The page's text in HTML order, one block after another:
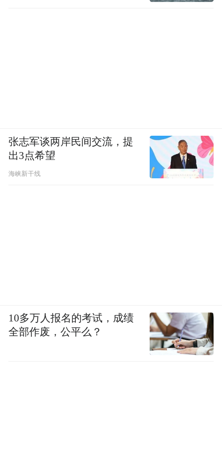
张志军谈两岸民间交流，提
出3点希望
海峡新干线
10多万人报名的考试，成绩
全部作废，公平么？